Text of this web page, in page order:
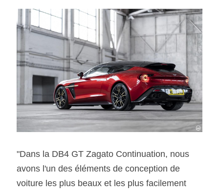
"Dans la DB4 GT Zagato Continuation, nous
avons l'un des éléments de conception de
voiture les plus beaux et les plus facilement